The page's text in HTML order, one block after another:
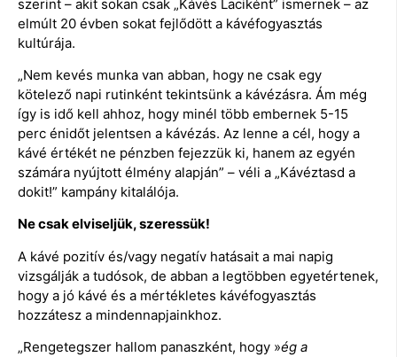
szerint – akit sokan csak „Kávés Laciként” ismernek – az
elmúlt 20 évben sokat fejlődött a kávéfogyasztás
kultúrája.
„Nem kevés munka van abban, hogy ne csak egy
kötelező napi rutinként tekintsünk a kávézásra. Ám még
így is idő kell ahhoz, hogy minél több embernek 5-15
perc énidőt jelentsen a kávézás. Az lenne a cél, hogy a
kávé értékét ne pénzben fejezzük ki, hanem az egyén
számára nyújtott élmény alapján” – véli a „Kávéztasd a
dokit!” kampány kitalálója.
Ne csak elviseljük, szeressük!
A kávé pozitív és/vagy negatív hatásait a mai napig
vizsgálják a tudósok, de abban a legtöbben egyetértenek,
hogy a jó kávé és a mértékletes kávéfogyasztás
hozzátesz a mindennapjainkhoz.
„Rengetegszer hallom panaszként, hogy »ég a